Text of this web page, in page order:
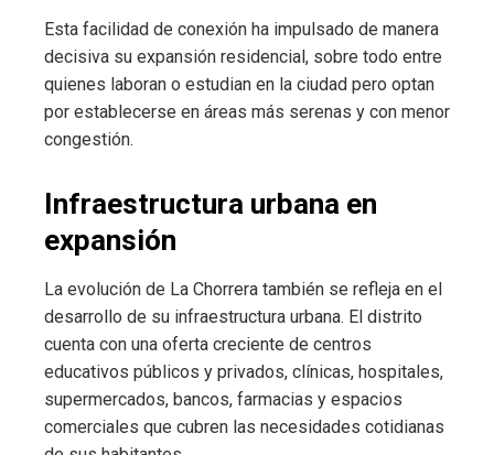
Esta facilidad de conexión ha impulsado de manera
decisiva su expansión residencial, sobre todo entre
quienes laboran o estudian en la ciudad pero optan
por establecerse en áreas más serenas y con menor
congestión.
Infraestructura urbana en
expansión
La evolución de La Chorrera también se refleja en el
desarrollo de su infraestructura urbana. El distrito
cuenta con una oferta creciente de centros
educativos públicos y privados, clínicas, hospitales,
supermercados, bancos, farmacias y espacios
comerciales que cubren las necesidades cotidianas